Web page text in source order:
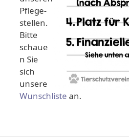
Pflege-
stellen.
Bitte
schaue
n Sie
sich
unsere
Wunschliste an.